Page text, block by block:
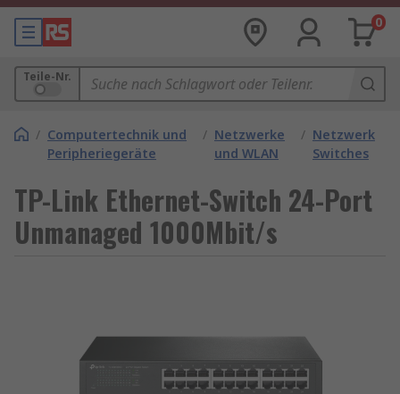
0
Teile-Nr.
/ Computertechnik und
Peripheriegeräte
/ Netzwerke
und WLAN
/ Netzwerk
Switches
TP-Link Ethernet-Switch 24-Port
Unmanaged 1000Mbit/s